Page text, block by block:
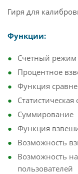
Гиря для
Функции:
Счетный режим
Процентное
Функция
Суммирование
Функция
Возможность
Возможность
пользователей